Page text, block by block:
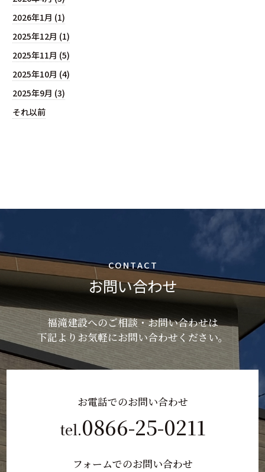
2026年1月 (1)
2025年12月 (1)
2025年11月 (5)
2025年10月 (4)
2025年9月 (3)
それ以前
CONTACT
お問い合わせ
福滝建設へのご相談・お問い合わせは
下記よりお気軽にお問い合わせください。
お電話でのお問い合わせ
tel.0866-25-0211
フォームでのお問い合わせ